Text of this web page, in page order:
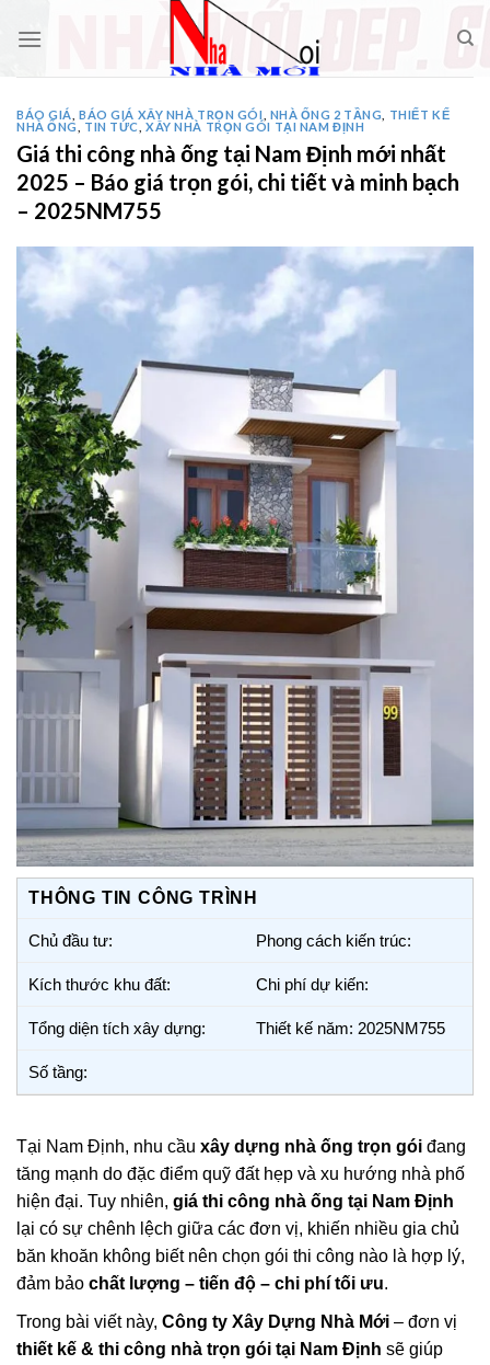
BÁO GIÁ ,BÁO GIÁ XÂY NHÀ TRỌN GÓI NHÀ ỐNG 2 TẦNG
THIẾT KẾ
NHÀ ỐNG
TIN TỨC ,XÂY NHÀ TRỌN GÓI TẠI NAM ĐỊNH
Giá thi công nhà ống tại Nam Định mới nhất
2025 – Báo giá trọn gói, chi tiết và minh bạch
– 2025NM755
THÔNG TIN CÔNG TRÌNH
Chủ đầu tư: Phong cách kiến trúc:
Kích thước khu đất: Chi phí dự kiến:
Tổng diện tích xây dựng: Thiết kế năm: 2025NM755
Số tầng:
Tại Nam Định, nhu cầu xây dựng nhà ống trọn gói đang
tăng mạnh do đặc điểm quỹ đất hẹp và xu hướng nhà phố
hiện đại. Tuy nhiên, giá thi công nhà ống tại Nam Định
lại có sự chênh lệch giữa các đơn vị, khiến nhiều gia chủ
băn khoăn không biết nên chọn gói thi công nào là hợp lý,
đảm bảo chất lượng – tiến độ – chi phí tối ưu.
Trong bài viết này, Công ty Xây Dựng Nhà Mới – đơn vị
thiết kế & thi công nhà trọn gói tại Nam Định sẽ giúp